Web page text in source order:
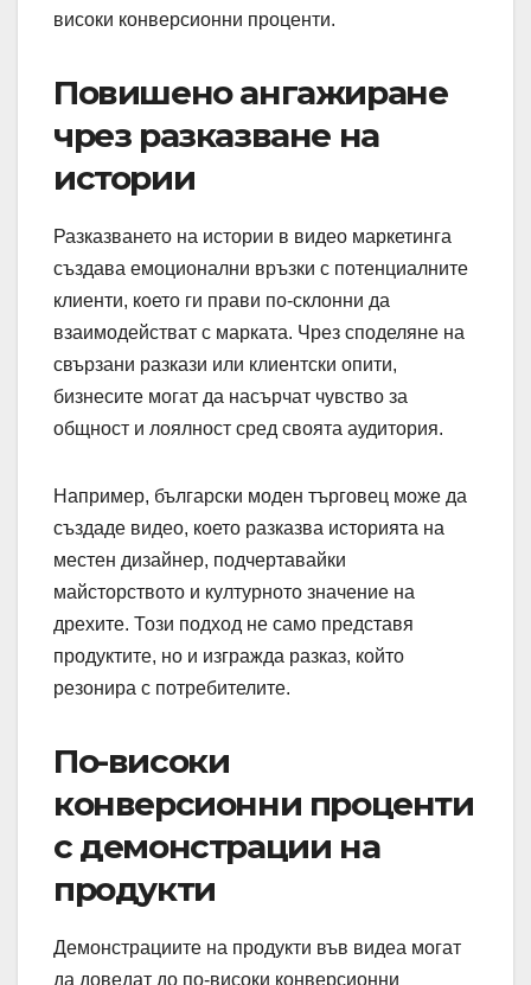
високи конверсионни проценти.
Повишено ангажиране
чрез разказване на
истории
Разказването на истории в видео маркетинга
създава емоционални връзки с потенциалните
клиенти, което ги прави по-склонни да
взаимодействат с марката. Чрез споделяне на
свързани разкази или клиентски опити,
бизнесите могат да насърчат чувство за
общност и лоялност сред своята аудитория.
Например, български моден търговец може да
създаде видео, което разказва историята на
местен дизайнер, подчертавайки
майсторството и културното значение на
дрехите. Този подход не само представя
продуктите, но и изгражда разказ, който
резонира с потребителите.
По-високи
конверсионни проценти
с демонстрации на
продукти
Демонстрациите на продукти във видеа могат
да доведат до по-високи конверсионни